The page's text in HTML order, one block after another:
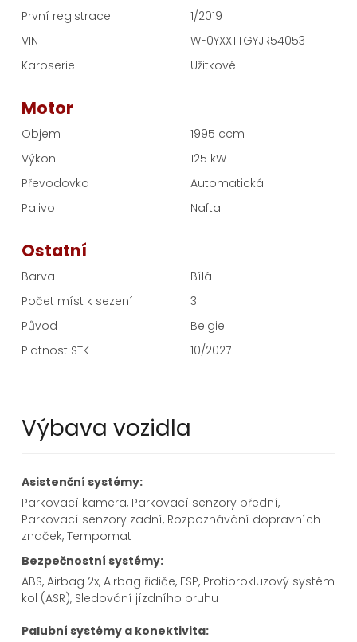
První registrace
1/2019
VIN
WF0YXXTTGYJR54053
Karoserie
Užitkové
Motor
Objem
1995 ccm
Výkon
125 kW
Převodovka
Automatická
Palivo
Nafta
Ostatní
Barva
Bílá
Počet míst k sezení
3
Původ
Belgie
Platnost STK
10/2027
Výbava vozidla
Asistenční systémy:
Parkovací kamera, Parkovací senzory přední,
Parkovací senzory zadní, Rozpoznávání dopravních
značek, Tempomat
Bezpečnostní systémy:
ABS, Airbag 2x, Airbag řidiče, ESP, Protiprokluzový systém
kol (ASR), Sledování jízdního pruhu
Palubní systémy a konektivita: